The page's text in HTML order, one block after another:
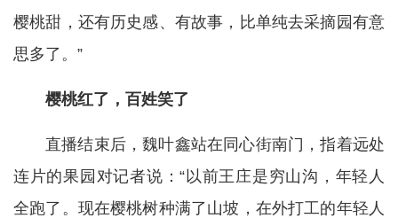
樱桃甜，还有历史感、有故事，比单纯去采摘园有意
思多了。”
樱桃红了，百姓笑了
直播结束后，魏叶鑫站在同心街南门，指着远处
连片的果园对记者说：“以前王庄是穷山沟，年轻人
全跑了。现在樱桃树种满了山坡，在外打工的年轻人